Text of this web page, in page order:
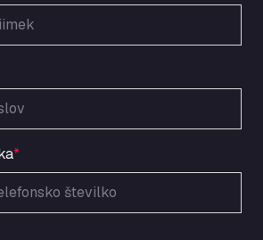
Rico
Agetrans
, 30850
Galp Las Bovedas
7, 06006
S L
6, 12539
*